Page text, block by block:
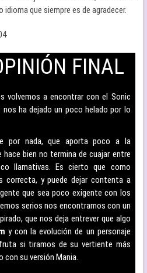
que siempre es de agradecer.
FINAL
volvemos a encontrar con el Sonic
ha dejado un poco helado por lo
por nada, que aporta poco a la
bien no termina de cuajar entre
llamativas. Es cierto que como
correcta, y puede dejar contenta a
que sea poco exigente con los
serios nos encontramos con un
que nos deja entrever que algo
y con la evolución de un personaje
si tiramos de su vertiente más
con su versión Mania.